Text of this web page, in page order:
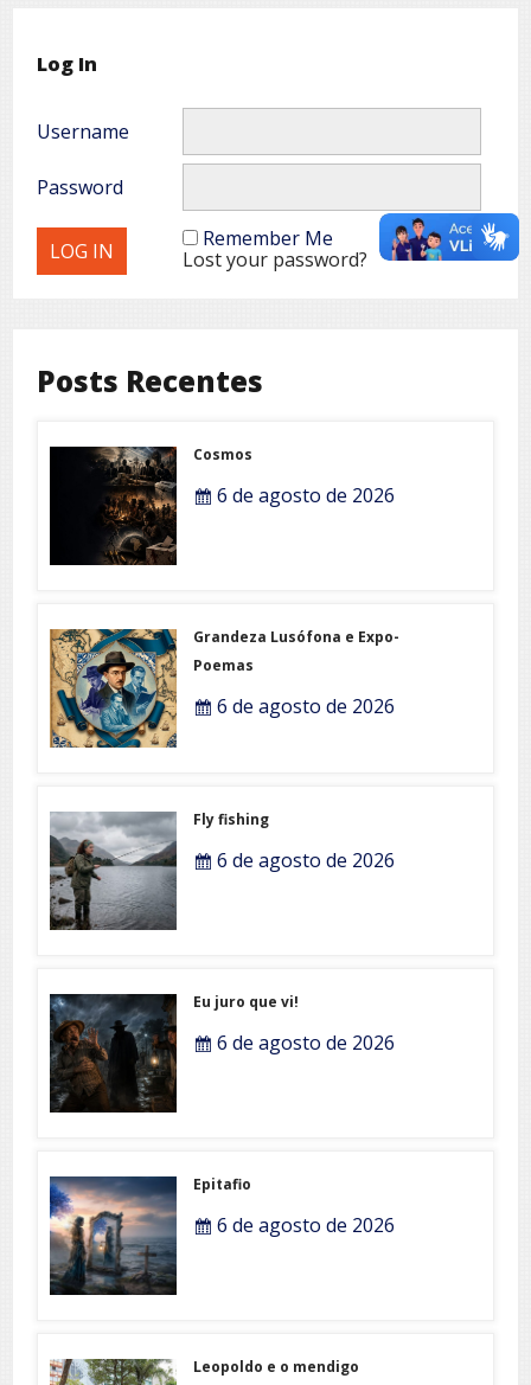
Log In
Username
Password
Remember Me
Lost your password?
Posts Recentes
Cosmos
6 de agosto de 2026
Grandeza Lusófona e Expo-
Poemas
6 de agosto de 2026
Fly fishing
6 de agosto de 2026
Eu juro que vi!
6 de agosto de 2026
Epitafio
6 de agosto de 2026
Leopoldo e o mendigo